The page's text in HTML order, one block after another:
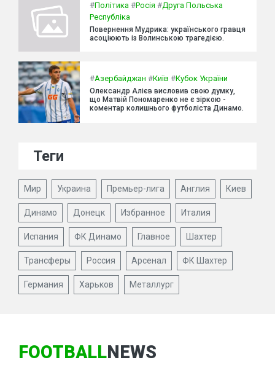
#Політика #Росія #Друга Польська
Республіка
Повернення Мудрика: українського гравця
асоціюють із Волинською трагедією.
#Азербайджан #Київ #Кубок України
Олександр Алієв висловив свою думку,
що Матвій Пономаренко не є зіркою -
коментар колишнього футболіста Динамо.
Теги
Мир Украина Премьер-лига Англия Киев
Динамо Донецк Избранное Италия
Испания ФК Динамо Главное Шахтер
Трансферы Россия Арсенал ФК Шахтер
Германия Харьков Металлург
FOOTBALLNEWS